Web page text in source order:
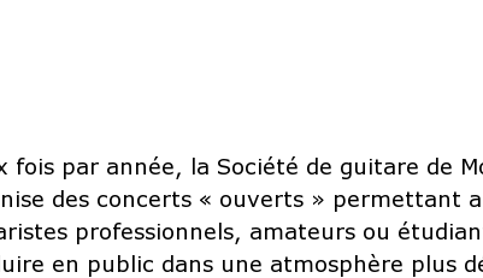
fois par année, la Société de guitare de
des concerts « ouverts » permettant
professionnels, amateurs ou
en public dans une atmosphère plus